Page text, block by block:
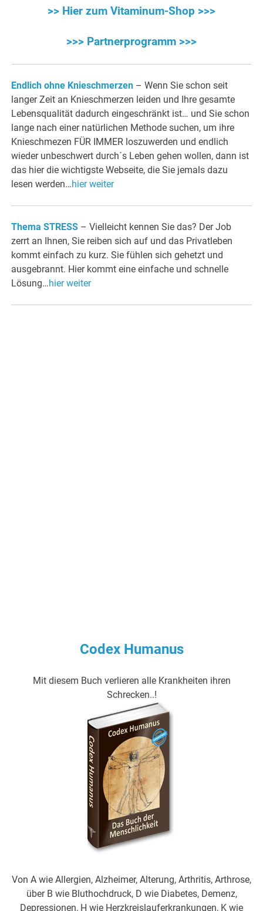
>> Hier zum Vitaminum-Shop >>>
>>> Partnerprogramm >>>
Endlich ohne Knieschmerzen – Wenn Sie schon seit
langer Zeit an Knieschmerzen leiden und Ihre gesamte
Lebensqualität dadurch eingeschränkt ist… und Sie schon
lange nach einer natürlichen Methode suchen, um ihre
Knieschmezen FÜR IMMER loszuwerden und endlich
wieder unbeschwert durch´s Leben gehen wollen, dann ist
das hier die wichtigste Webseite, die Sie jemals dazu
lesen werden…hier weiter
Thema STRESS – Vielleicht kennen Sie das? Der Job
zerrt an Ihnen, Sie reiben sich auf und das Privatleben
kommt einfach zu kurz. Sie fühlen sich gehetzt und
ausgebrannt. Hier kommt eine einfache und schnelle
Lösung…hier weiter
Codex Humanus
Mit diesem Buch verlieren alle Krankheiten ihren
Schrecken..!
Von A wie Allergien, Alzheimer, Alterung, Arthritis, Arthrose,
über B wie Bluthochdruck, D wie Diabetes, Demenz,
Depressionen, H wie Herzkreislauferkrankungen, K wie